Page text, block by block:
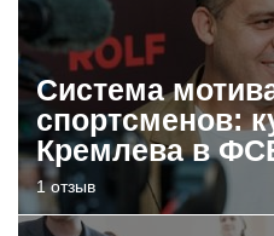
Система
спортсменов:
Кремлева в
1 отзыв